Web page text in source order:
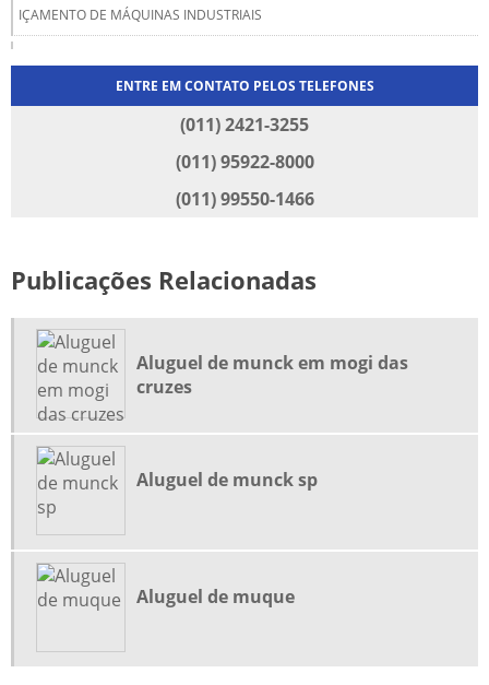
IÇAMENTO DE MÁQUINAS INDUSTRIAIS
LOCAÇÃO DE CAMINHÃO MUNCK
LOCAÇÃO DE GUINDASTE
LOCAÇÃO DE GUINDASTE EM GUARULHOS
LOCAÇÃO DE GUINDASTE EM SÃO PAULO
LOCAÇÃO DE MUNCK EM GUARULHOS
LOCAÇÃO DE MUNCK EM ITAQUAQUECETUBA
LOCAÇÃO DE MUNCK EM JUNDIAÍ
LOCAÇÃO DE MUQUE
MOVIMENTAÇÃO DE INJETORAS
MOVIMENTAÇÃO DE MÁQUINAS
ENTRE EM CONTATO PELOS TELEFONES
(011) 2421-3255
(011) 95922-8000
(011) 99550-1466
Publicações Relacionadas
Aluguel de munck em mogi das
cruzes
Aluguel de munck sp
Aluguel de muque